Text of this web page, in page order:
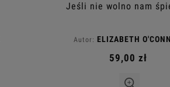
Jeśli nie wolno nam
Autor: ELIZABETH
59,00 zł